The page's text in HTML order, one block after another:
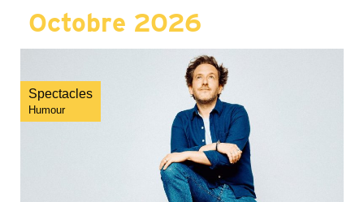
Octobre 2026
Spectacles
Humour